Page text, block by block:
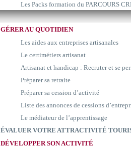
Les Packs formation du PARCOURS
GÉRER AU QUOTIDIEN
Les aides aux entreprises artisanales
Le certimétiers artisanat
Artisanat et handicap : Recruter et se
Préparer sa retraite
Préparer sa cession d’activité
Liste des annonces de cessions
Le médiateur de l’apprentissage
ÉVALUER VOTRE ATTRACTIVITÉ
DÉVELOPPER SON ACTIVITÉ